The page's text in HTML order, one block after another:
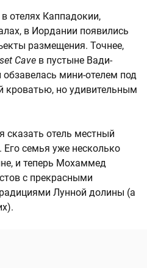
отелях Каппадокии,
в Иордании появились
размещения. Точнее,
Cave в пустыне Вади-
мини-отелем под
но удивительным
сказать отель местный
семья уже несколько
и теперь Мохаммед
с прекрасными
Лунной долины (а